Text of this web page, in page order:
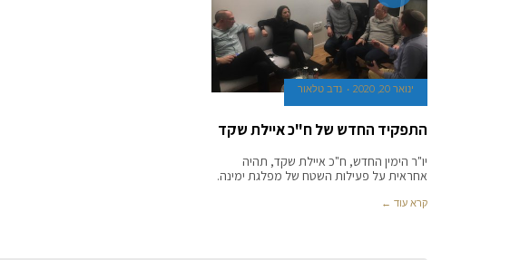
ינואר 20, 2020 נדב טלאור
התפקיד החדש של ח"כ איילת שקד
יו"ר הימין החדש, ח"כ איילת שקד, תהיה
אחראית על פעילות השטח של מפלגת ימינה.
קרא עוד ←